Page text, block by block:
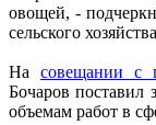
овощей, -
сельского
На совещании с
Бочаров поставил
объемам работ в